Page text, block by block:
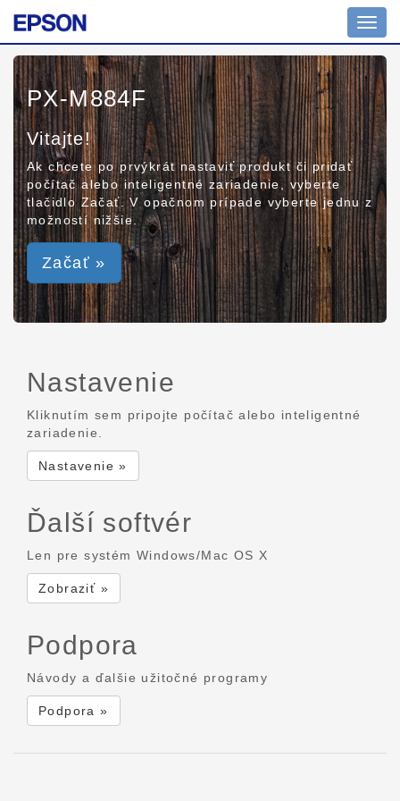
PX-M884F
Vitajte!
Ak chcete po prvýkrát nastaviť produkt či pridať
počítač alebo inteligentné zariadenie, vyberte
tlačidlo Začať. V opačnom prípade vyberte jednu z
možností nižšie.
Začať »
Nastavenie
Kliknutím sem pripojte počítač alebo inteligentné
zariadenie.
Nastavenie »
Ďalší softvér
Len pre systém Windows/Mac OS X
Zobraziť »
Podpora
Návody a ďalšie užitočné programy
Podpora »